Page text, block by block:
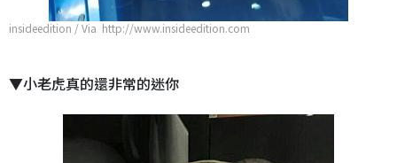
insideedition / Via http://www.insideedition.com
▼小老虎真的還非常的迷你